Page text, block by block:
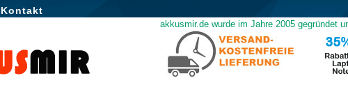
Kontakt
akkusmir.de wurde im Jahre 2005 gegründet